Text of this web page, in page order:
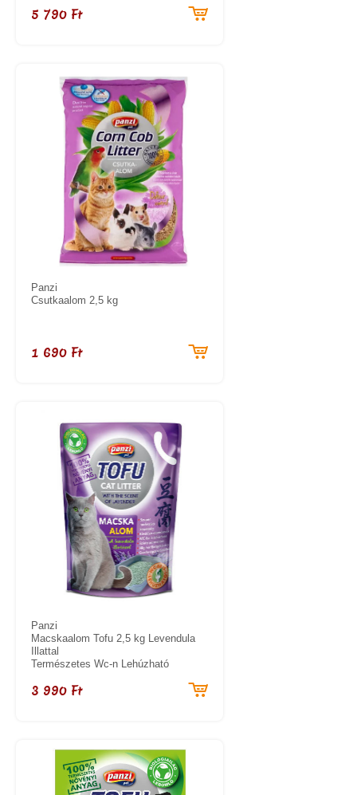
5 790 Ft
Panzi
Csutkaalom 2,5 kg
1 690 Ft
Panzi
Macskaalom Tofu 2,5 kg Levendula
Illattal
Természetes Wc-n Lehúzható
3 990 Ft